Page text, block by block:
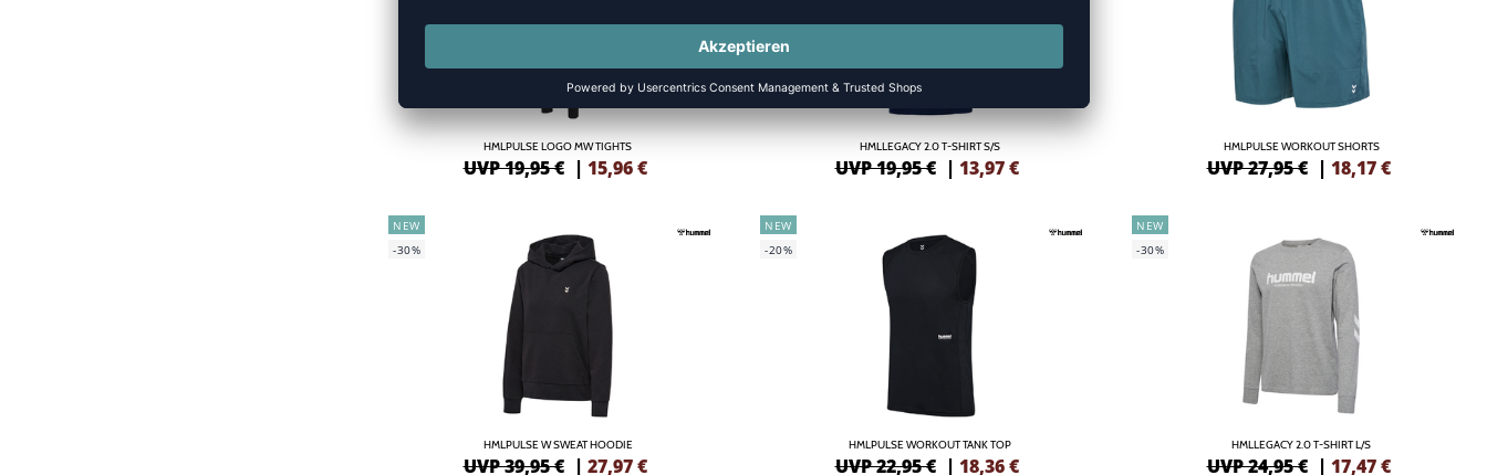
HMLPULSE LOGO MW TIGHTS
UVP 19,95 € | 15,96 €
HMLLEGACY 2.0 T-SHIRT S/S
UVP 19,95 € | 13,97 €
HMLPULSE WORKOUT SHORTS
UVP 27,95 € | 18,17 €
NEW
-30%
HMLPULSE W SWEAT HOODIE
UVP 39,95 € | 27,97 €
NEW
-20%
HMLPULSE WORKOUT TANK TOP
UVP 22,95 € | 18,36 €
NEW
-30%
HMLLEGACY 2.0 T-SHIRT L/S
UVP 24,95 € | 17,47 €